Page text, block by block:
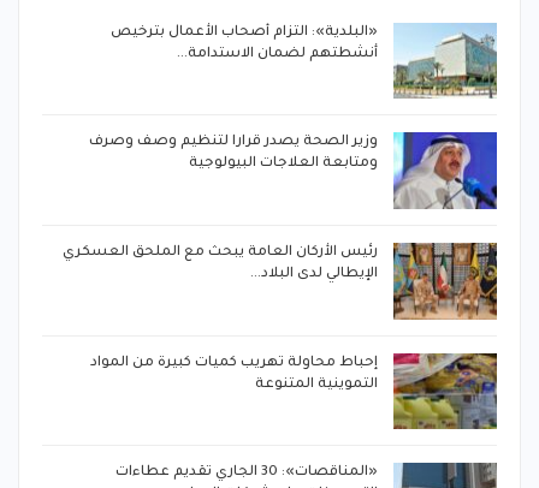
«البلدية»: التزام أصحاب الأعمال بترخيص
أنشطتهم لضمان الاستدامة…
وزير الصحة يصدر قرارا لتنظيم وصف وصرف
ومتابعة العلاجات البيولوجية
رئيس الأركان العامة يبحث مع الملحق العسكري
الإيطالي لدى البلاد…
إحباط محاولة تهريب كميات كبيرة من المواد
التموينية المتنوعة
«المناقصات»: 30 الجاري تقديم عطاءات